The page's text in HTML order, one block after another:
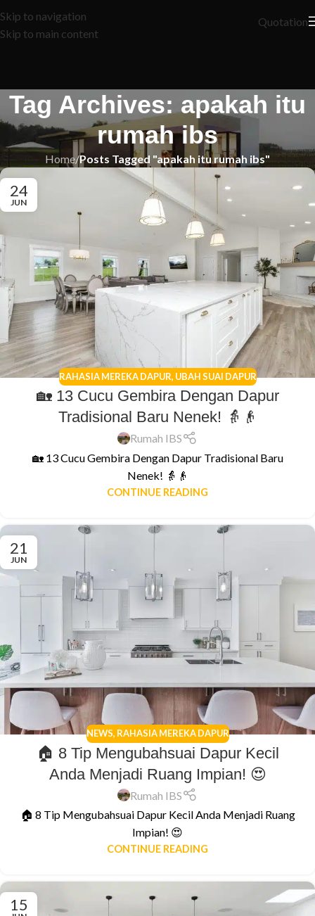
Skip to navigation
Skip to main content
Quotation
Tag Archives: apakah itu
rumah ibs
Home/Posts Tagged "apakah itu rumah ibs"
24
JUN
RAHASIA MEREKA DAPUR, UBAH SUAI DAPUR
🏡 13 Cucu Gembira Dengan Dapur
Tradisional Baru Nenek! 👵👴
Rumah IBS
🏡 13 Cucu Gembira Dengan Dapur Tradisional Baru
Nenek! 👵👴
CONTINUE READING
21
JUN
NEWS, RAHASIA MEREKA DAPUR
🏠 8 Tip Mengubahsuai Dapur Kecil
Anda Menjadi Ruang Impian! 😍
Rumah IBS
🏠 8 Tip Mengubahsuai Dapur Kecil Anda Menjadi Ruang
Impian! 😍
CONTINUE READING
15